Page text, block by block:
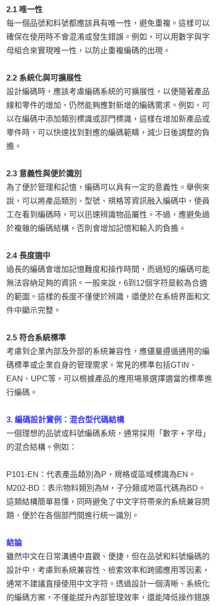
2.1 唯一性
每一個品號和料號都應該具有唯一性，避免重複。這樣可以
確保在使用時不會混淆或發生錯誤。例如，可以用數字與字
母組合來實現唯一性，以防止重複編碼的出現。
2.2 系統化與可擴展性
設計編碼時，應該考慮編碼系統的可擴展性，以便隨著產品
線和零件的增加，仍然能夠應對新增的編碼需求。例如，可
以在編碼中添加類別標識或部門標識，這樣在增加新產品或
零件時，可以快速找到對應的編碼範疇，減少日後調整的負
擔。
2.3 意義性與便於識別
為了便於管理和記憶，編碼可以具有一定的意義性。舉例來
說，可以將產品類別、型號、規格等資訊融入編碼中，使員
工在看到編碼時，可以迅速辨識物品屬性。不過，應避免過
於複雜的編碼結構，否則會增加記憶和輸入的負擔。
2.4 長度適中
過長的編碼會增加記憶難度和操作時間，而過短的編碼可能
無法容納足夠的資訊。一般來說，6到12個字符是較為合適
的範圍。這樣的長度不僅便於辨識，還便於在系統界面和文
件中顯示完整。
2.5 符合系統標準
考慮到企業內部及外部的系統兼容性，應儘量遵循通用的編
碼標準或企業自身的管理需求。常見的標準包括GTIN、
EAN、UPC等，可以根據產品的應用場景選擇適當的標準進
行編碼。
3. 編碼設計實例：混合型代碼結構
一個理想的品號或料號編碼系統，通常採用「數字 + 字母」
的混合結構。例如：
P101-EN：代表產品類別為P，規格或區域標識為EN。
M202-BD：表示物料類別為M，子分類或地區代碼為BD。
這類結構簡單易懂，同時避免了中文字符帶來的系統兼容問
題，便於在各個部門間進行統一識別。
結論
雖然中文在日常溝通中直觀、便捷，但在品號和料號編碼的
設計中，考慮到系統兼容性、檢索效率和跨國應用等因素，
通常不建議直接使用中文字符。透過設計一個清晰、系統化
的編碼方案，不僅能提升內部管理效率，還能降低操作錯誤